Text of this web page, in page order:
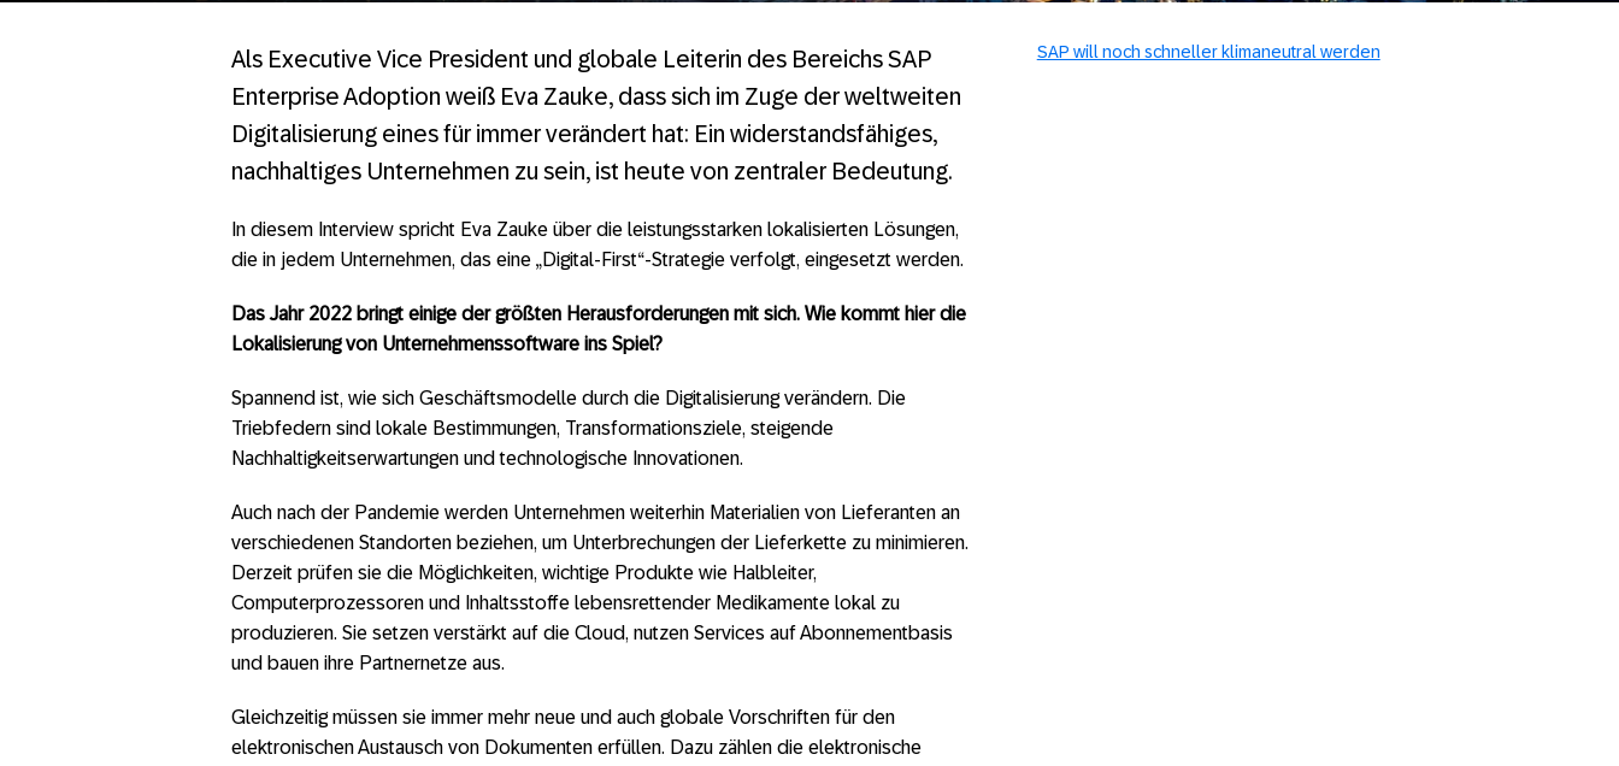
Als Executive Vice President und globale Leiterin des Bereichs SAP
Enterprise Adoption weiß Eva Zauke, dass sich im Zuge der weltweiten
Digitalisierung eines für immer verändert hat: Ein widerstandsfähiges,
nachhaltiges Unternehmen zu sein, ist heute von zentraler Bedeutung.
In diesem Interview spricht Eva Zauke über die leistungsstarken lokalisierten Lösungen,
die in jedem Unternehmen, das eine „Digital-First“-Strategie verfolgt, eingesetzt werden.
Das Jahr 2022 bringt einige der größten Herausforderungen mit sich. Wie kommt hier die
Lokalisierung von Unternehmenssoftware ins Spiel?
Spannend ist, wie sich Geschäftsmodelle durch die Digitalisierung verändern. Die
Triebfedern sind lokale Bestimmungen, Transformationsziele, steigende
Nachhaltigkeitserwartungen und technologische Innovationen.
Auch nach der Pandemie werden Unternehmen weiterhin Materialien von Lieferanten an
verschiedenen Standorten beziehen, um Unterbrechungen der Lieferkette zu minimieren.
Derzeit prüfen sie die Möglichkeiten, wichtige Produkte wie Halbleiter,
Computerprozessoren und Inhaltsstoffe lebensrettender Medikamente lokal zu
produzieren. Sie setzen verstärkt auf die Cloud, nutzen Services auf Abonnementbasis
und bauen ihre Partnernetze aus.
Gleichzeitig müssen sie immer mehr neue und auch globale Vorschriften für den
elektronischen Austausch von Dokumenten erfüllen. Dazu zählen die elektronische
SAP will noch schneller klimaneutral werden